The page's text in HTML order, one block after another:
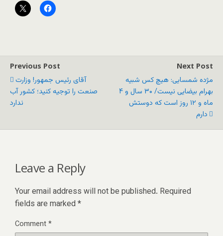
Previous Post
آقای رئیس جمهور! وزارت
صنعت را توجیه کنید؛ کشور آب
ندارد
Next Post
مژده شمسایی: هیچ کس شبیه
بهرام بیضایی نیست/ ۳۰ سال و ۴
ماه و ۱۲ روز است که دوستش
دارم
Leave a Reply
Your email address will not be published. Required
fields are marked *
Comment*